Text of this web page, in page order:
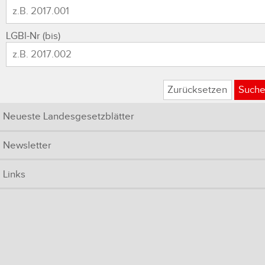
LGBl-Nr (bis)
Zurücksetzen
Neueste Landesgesetzblätter
Newsletter
Links